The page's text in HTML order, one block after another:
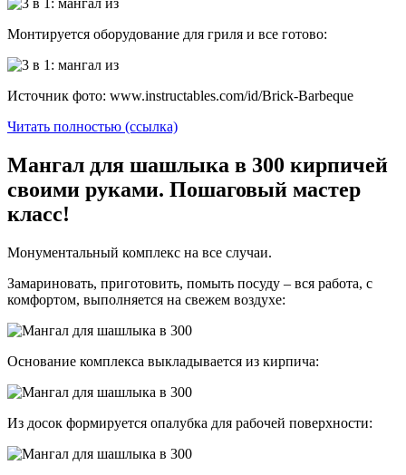
Монтируется оборудование для гриля и все готово:
Источник фото: www.instructables.com/id/Brick-Barbeque
Читать полностью (ссылка)
Мангал для шашлыка в 300 кирпичей
своими руками. Пошаговый мастер
класс!
Монументальный комплекс на все случаи.
Замариновать, приготовить, помыть посуду – вся работа, с
комфортом, выполняется на свежем воздухе:
Основание комплекса выкладывается из кирпича:
Из досок формируется опалубка для рабочей поверхности: